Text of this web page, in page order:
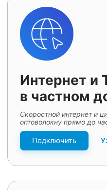
Интернет и
в частном
Скоростной интернет и
оптоволокну прямо до
Подключить